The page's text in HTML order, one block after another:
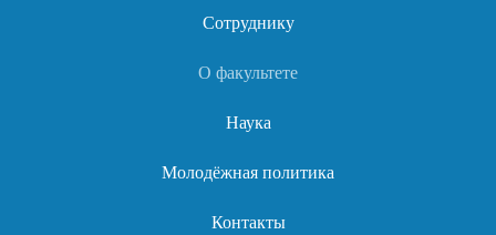
Сотруднику
О факультете
Наука
Молодёжная политика
Контакты